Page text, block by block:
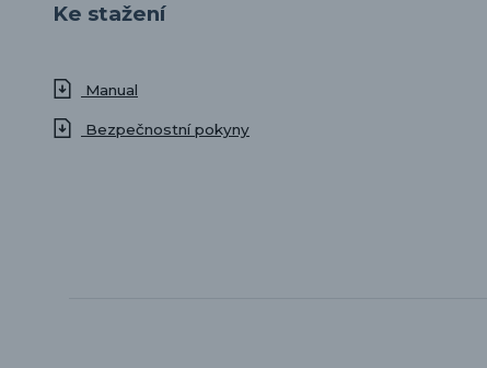
Ke stažení
Manual
Bezpečnostní pokyny